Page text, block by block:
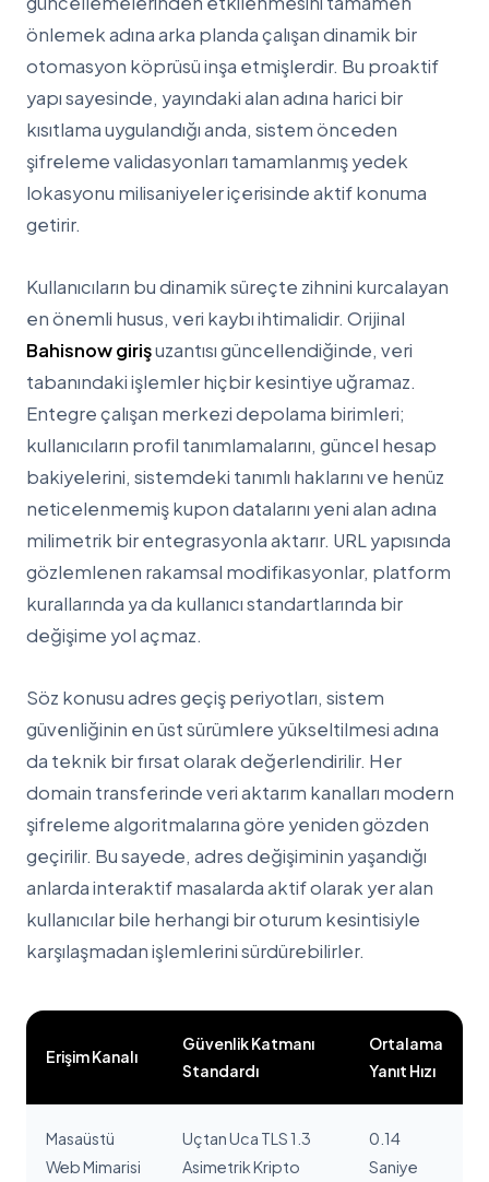
önlemek adına arka planda çalışan dinamik bir
otomasyon köprüsü inşa etmişlerdir. Bu proaktif
yapı sayesinde, yayındaki alan adına harici bir
kısıtlama uygulandığı anda, sistem önceden
şifreleme validasyonları tamamlanmış yedek
lokasyonu milisaniyeler içerisinde aktif konuma
getirir.
Kullanıcıların bu dinamik süreçte zihnini kurcalayan
en önemli husus, veri kaybı ihtimalidir. Orijinal
Bahisnow girişuzantısı güncellendiğinde, veri
tabanındaki işlemler hiçbir kesintiye uğramaz.
Entegre çalışan merkezi depolama birimleri;
kullanıcıların profil tanımlamalarını, güncel hesap
bakiyelerini, sistemdeki tanımlı haklarını ve henüz
neticelenmemiş kupon datalarını yeni alan adına
milimetrik bir entegrasyonla aktarır. URL yapısında
gözlemlenen rakamsal modifikasyonlar, platform
kurallarında ya da kullanıcı standartlarında bir
değişime yol açmaz.
Söz konusu adres geçiş periyotları, sistem
güvenliğinin en üst sürümlere yükseltilmesi adına
da teknik bir fırsat olarak değerlendirilir. Her
domain transferinde veri aktarım kanalları modern
şifreleme algoritmalarına göre yeniden gözden
geçirilir. Bu sayede, adres değişiminin yaşandığı
anlarda interaktif masalarda aktif olarak yer alan
kullanıcılar bile herhangi bir oturum kesintisiyle
karşılaşmadan işlemlerini sürdürebilirler.
Erişim Kanalı
Güvenlik Katmanı
Standardı
Ortalama
Yanıt Hızı
Masaüstü
Web Mimarisi
Uçtan Uca TLS 1.3
Asimetrik Kripto
0.14
Saniye